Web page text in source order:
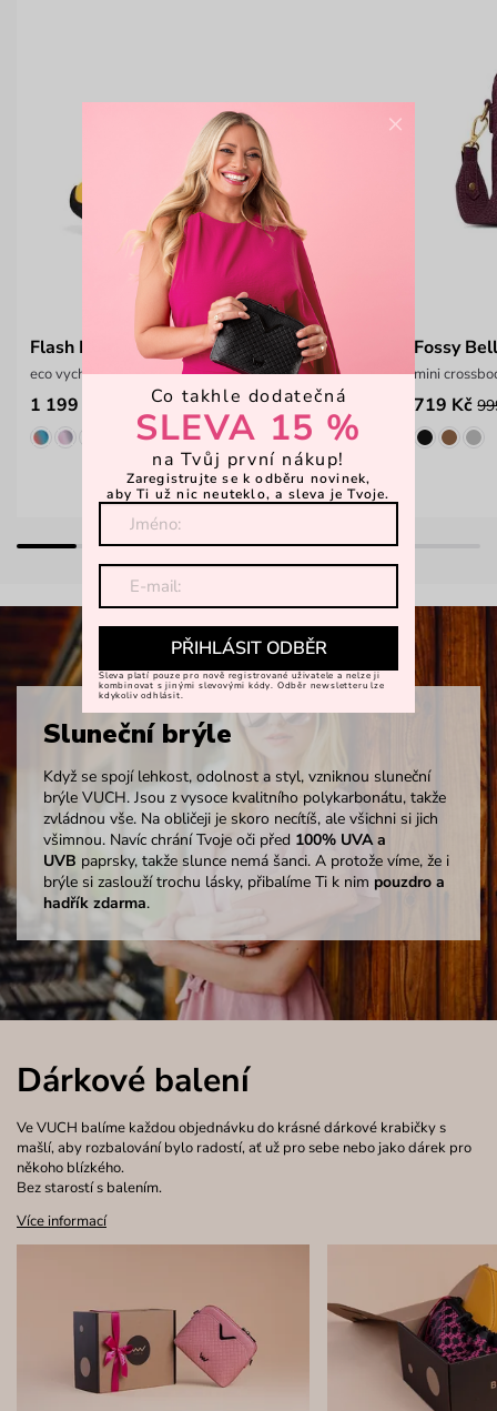
Flash E Decadence
eco vycházková obuv
1 199 Kč 1 599 Kč
Fossy
mini
719 Kč
Sluneční brýle
Když se spojí lehkost, odolnost a styl, vzniknou sluneční
brýle VUCH. Jsou z vysoce kvalitního polykarbonátu, takže
zvládnou vše. Na obličeji je skoro necítíš, ale všichni si jich
všimnou. Navíc chrání Tvoje oči před 100% UVA a
UVB paprsky, takže slunce nemá šanci. A protože víme, že i
brýle si zaslouží trochu lásky, přibalíme Ti k nim pouzdro a
hadřík zdarma.
Dárkové balení
Ve VUCH balíme každou objednávku do krásné dárkové krabičky s
mašlí, aby rozbalování bylo radostí, ať už pro sebe nebo jako dárek pro
někoho blízkého.
Bez starostí s balením.
Více informací
×
Co takhle dodatečná
SLEVA 15 %
na Tvůj první nákup!
Zaregistrujte se k odběru novinek,
aby Ti už nic neuteklo, a sleva je Tvoje.
PŘIHLÁSIT ODBĚR
Sleva platí pouze pro nově registrované uživatele a nelze ji
kombinovat s jinými slevovými kódy. Odběr newsletteru lze
kdykoliv odhlásit.